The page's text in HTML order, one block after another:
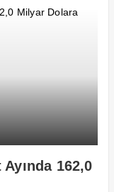
162,0